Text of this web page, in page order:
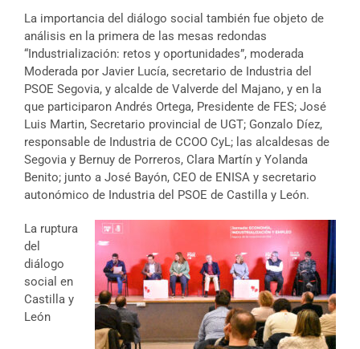
La importancia del diálogo social también fue objeto de
análisis en la primera de las mesas redondas
“Industrialización: retos y oportunidades”, moderada
Moderada por Javier Lucía, secretario de Industria del
PSOE Segovia, y alcalde de Valverde del Majano, y en la
que participaron Andrés Ortega, Presidente de FES; José
Luis Martin, Secretario provincial de UGT; Gonzalo Díez,
responsable de Industria de CCOO CyL; las alcaldesas de
Segovia y Bernuy de Porreros, Clara Martín y Yolanda
Benito; junto a José Bayón, CEO de ENISA y secretario
autonómico de Industria del PSOE de Castilla y León.
La ruptura
del
diálogo
social en
Castilla y
León